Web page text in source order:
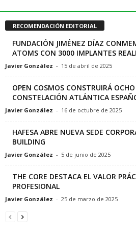
RECOMENDACIÓN EDITORIAL
FUNDACIÓN JIMÉNEZ DÍAZ
ATOMS CON 3000 IMPLANTES
Javier González - 15 de abril de 2025
OPEN COSMOS CONSTRUIRÁ
CONSTELACIÓN ATLÁNTICA
Javier González - 16 de octubre de 2025
HAFESA ABRE NUEVA SEDE
BUILDING
Javier González - 5 de junio de 2025
THE CORE DESTACA EL VALOR
PROFESIONAL
Javier González - 25 de marzo de 2025